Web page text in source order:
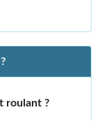
roulant ?